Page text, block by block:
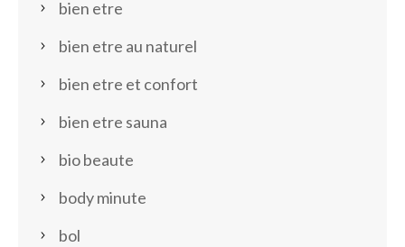
bien etre
bien etre au naturel
bien etre et confort
bien etre sauna
bio beaute
body minute
bol